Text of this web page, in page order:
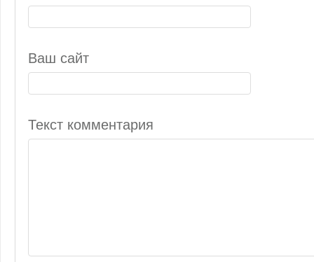
Ваш сайт
Текст комментария